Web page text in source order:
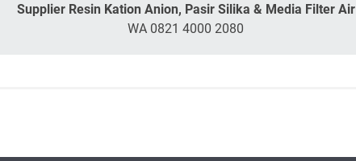
Supplier Resin Kation Anion, Pasir Silika & Media Filter Air
WA 0821 4000 2080